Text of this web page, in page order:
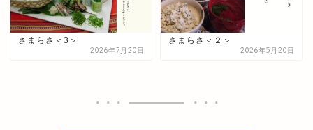
さまらさ＜3＞
2026年7月20日
さまらさ＜２＞
2026年5月20日